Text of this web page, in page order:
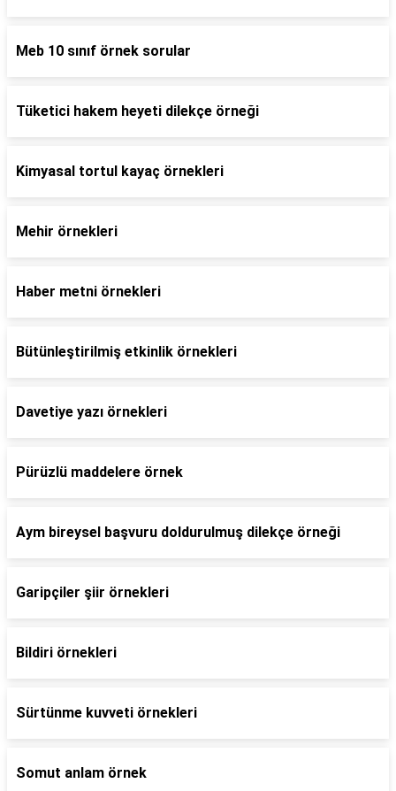
Meb 10 sınıf örnek sorular
Tüketici hakem heyeti dilekçe örneği
Kimyasal tortul kayaç örnekleri
Mehir örnekleri
Haber metni örnekleri
Bütünleştirilmiş etkinlik örnekleri
Davetiye yazı örnekleri
Pürüzlü maddelere örnek
Aym bireysel başvuru doldurulmuş dilekçe örneği
Garipçiler şiir örnekleri
Bildiri örnekleri
Sürtünme kuvveti örnekleri
Somut anlam örnek